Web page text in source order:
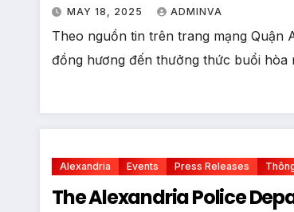
MAY 18, 2025 ADMINVA
Theo nguồn tin trên trang mạng Quận
đồng hương đến thưởng thức buổi
Alexandria Events Press Releases
The Alexandria Police